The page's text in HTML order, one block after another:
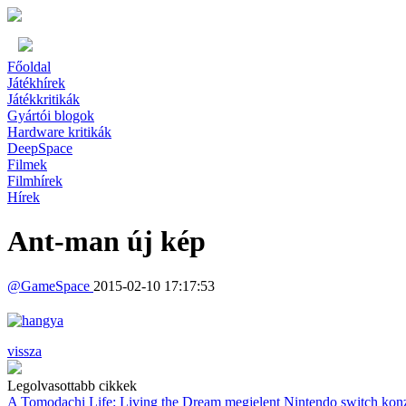
Főoldal
Játékhírek
Játékkritikák
Gyártói blogok
Hardware kritikák
DeepSpace
Filmek
Filmhírek
Hírek
Ant-man új kép
@GameSpace 2015-02-10 17:17:53
vissza
Legolvasottabb cikkek
A Tomodachi Life: Living the Dream megjelent Nintendo switch